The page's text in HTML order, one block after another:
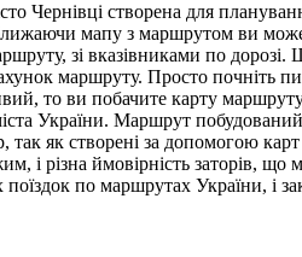
Чернівці створена для
мапу з маршрутом ви
зі вказівниками по
маршруту. Просто почніть
ви побачите карту маршруту
України. Маршрут
як створені за допомогою
і різна ймовірність заторів, що
по маршрутах України, і